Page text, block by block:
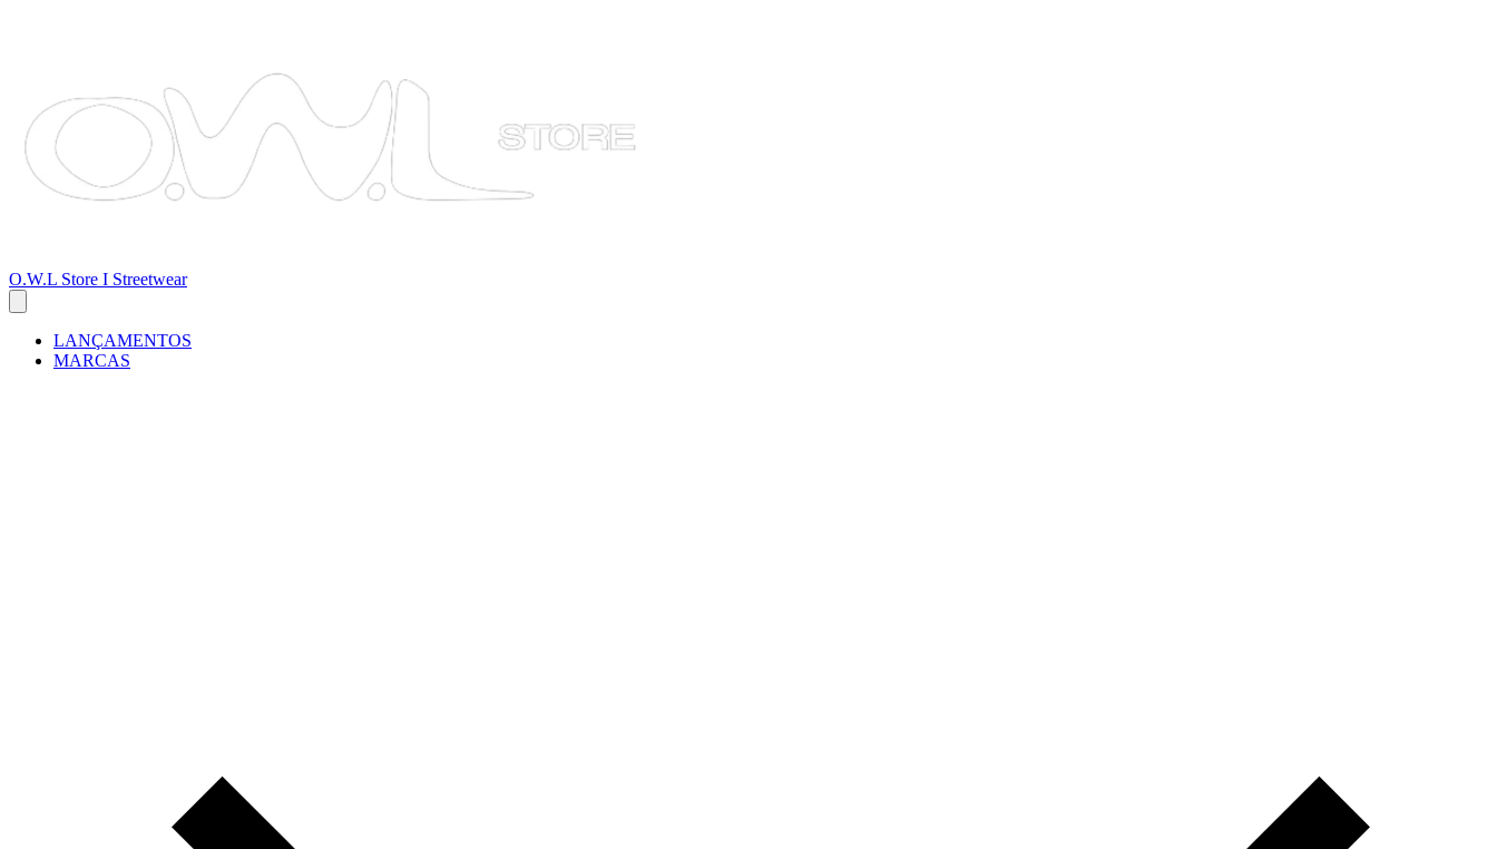
O.W.L Store I Streetwear
LANÇAMENTOS
MARCAS